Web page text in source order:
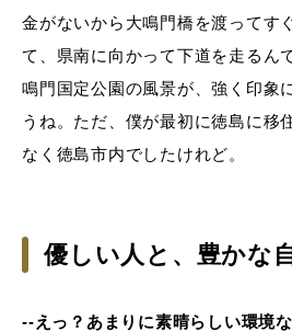
金がないから大鳴門橋を渡ってす
て、県南に向かって下道を走るん
鳴門国定公園の風景が、強く印象
うね。ただ、僕が最初に徳島に移
なく徳島市内でしたけれど。
優しい人と、豊かな
--えっ？あまりに素晴らしい環境